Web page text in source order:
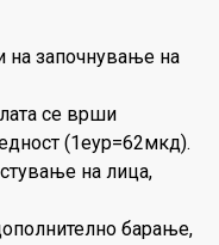
на започнување на
се врши
(1еур=62мкд).
на лица,
барање,